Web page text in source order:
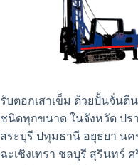
รับตอกเสาเข็ม ด้วยปั้นจั่นตี
ชนิดทุกขนาด ในจังหวัด ปร
สระบุรี ปทุมธานี อยุธยา น
ฉะเชิงเทรา ชลบุรี สุรินทร์